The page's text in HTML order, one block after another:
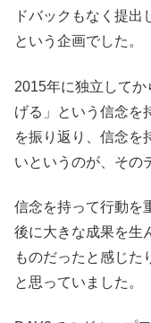
ドバックもなく提出
という企画でした。
2015年に独立して
げる」という信念を
を振り返り、信念を
いというのが、その
信念を持って行動を
後に大きな成果を生
ものだったと感じ
と思っていました。